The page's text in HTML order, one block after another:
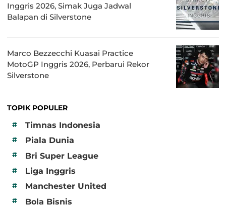
Inggris 2026, Simak Juga Jadwal
Balapan di Silverstone
Marco Bezzecchi Kuasai Practice
MotoGP Inggris 2026, Perbarui Rekor
Silverstone
TOPIK POPULER
#
Timnas Indonesia
# Piala Dunia
# Bri Super League
# Liga Inggris
# Manchester United
# Bola Bisnis